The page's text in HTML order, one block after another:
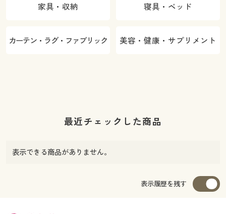
家具・収納 寝具・ベッド
カーテン・ラグ・ファブリック 美容・健康・サプリメント
最近チェックした商品
表示できる商品がありません。
表示履歴を残す